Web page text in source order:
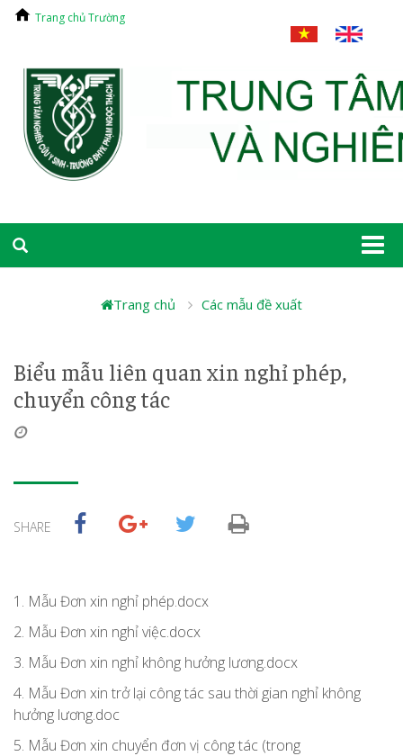
Trang chủ Trường
Trang chủ Các mẫu đề xuất
Biểu mẫu liên quan xin nghỉ phép,
chuyển công tác
SHARE
1. Mẫu Đơn xin nghỉ phép.docx
2. Mẫu Đơn xin nghỉ việc.docx
3. Mẫu Đơn xin nghỉ không hưởng lương.docx
4. Mẫu Đơn xin trở lại công tác sau thời gian nghỉ không
hưởng lương.doc
5. Mẫu Đơn xin chuyển đơn vị công tác (trong